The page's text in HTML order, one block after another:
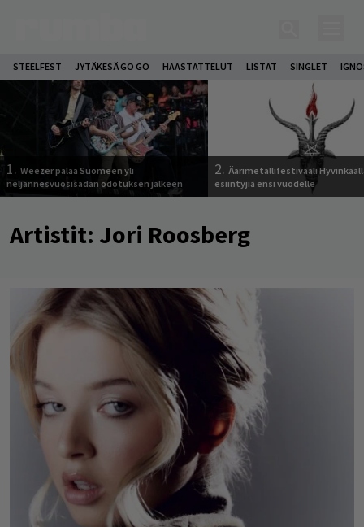
STEELFEST JYTÄKESÄ GO GO HAASTATTELUT LISTAT SINGLET
1. Weezer palaa Suomeen yli
neljännesvuosisadan odotuksen jälkeen
2. Äärimetallifestivaali
esiintyjiä ensi vuodelle
Artistit: Jori Roosberg